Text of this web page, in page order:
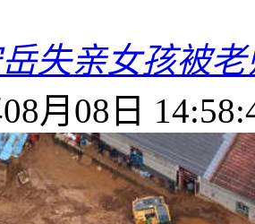
失亲女孩被
月08日